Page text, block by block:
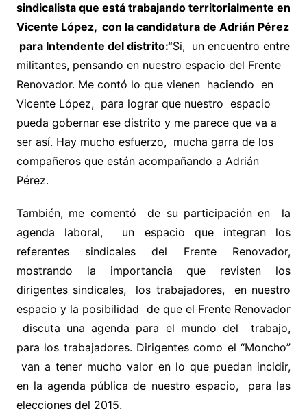
sindicalista que está trabajando territorialmente en
Vicente López, con la candidatura de Adrián Pérez
para Intendente del distrito:“Si, un encuentro entre
militantes, pensando en nuestro espacio del Frente
Renovador. Me contó lo que vienen haciendo en
Vicente López, para lograr que nuestro espacio
pueda gobernar ese distrito y me parece que va a
ser así. Hay mucho esfuerzo, mucha garra de los
compañeros que están acompañando a Adrián
Pérez.
También, me comentó de su participación en la
agenda laboral, un espacio que integran los
referentes sindicales del Frente Renovador,
mostrando la importancia que revisten los
dirigentes sindicales, los trabajadores, en nuestro
espacio y la posibilidad de que el Frente Renovador
discuta una agenda para el mundo del trabajo,
para los trabajadores. Dirigentes como el “Moncho”
van a tener mucho valor en lo que puedan incidir,
en la agenda pública de nuestro espacio, para las
elecciones del 2015.